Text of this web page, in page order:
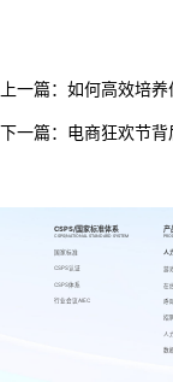
上一篇： 如何高效培养
下一篇： 电商狂欢节
CSPS/国家标准体系
CSPS/NATIONAL STANDARD SYSTEM
国家标准
CSPS认证
CSPS体系
行业会议AIEC
产
人
游
在
呼
招
人
数